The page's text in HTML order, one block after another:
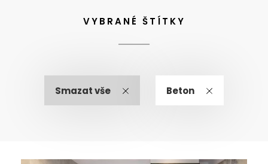
VYBRANÉ ŠTÍTKY
Smazat vše Beton